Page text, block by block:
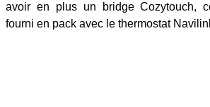
avoir en plus un bridge Cozytouch,
fourni en pack avec le thermostat